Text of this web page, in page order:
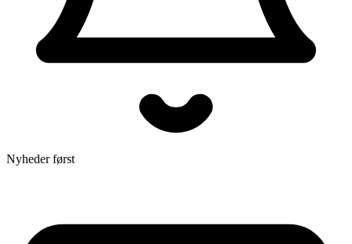
Nyheder først